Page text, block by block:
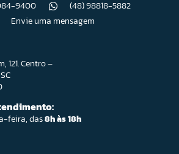
9400
(48) 98818-5882
Envie uma mensagem
121. Centro –
feira, das8h às 18h